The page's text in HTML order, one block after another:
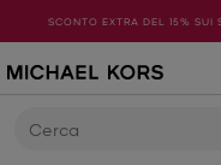
SCONTO EXTRA DEL 15% SUI
Cerca